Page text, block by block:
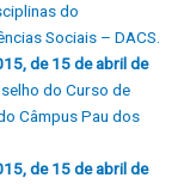
do
Sociais – DACS.
de 15 de abril de
do Curso de
Câmpus Pau dos
de 15 de abril de